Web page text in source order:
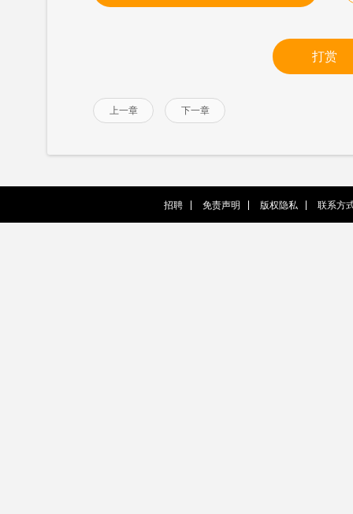
打赏
上一章 下一章
招聘 免责声明 版权隐私 联系方